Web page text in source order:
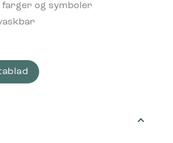
farger og symboler